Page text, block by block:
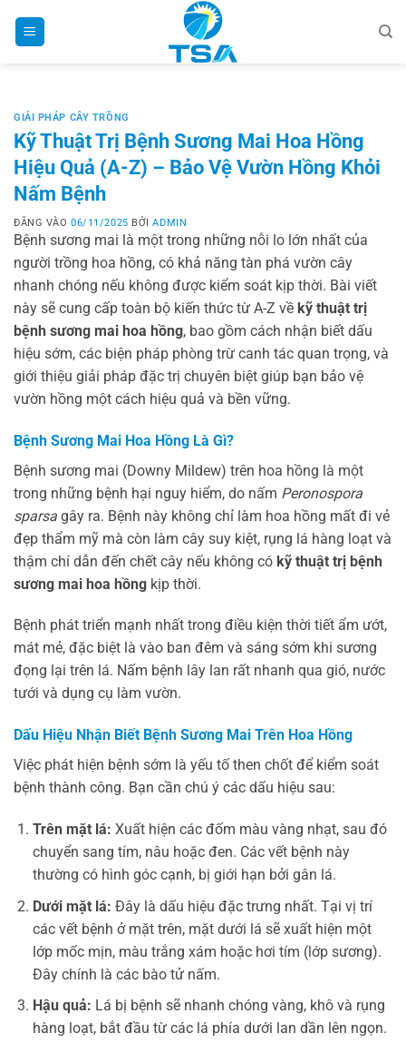
GIẢI PHÁP CÂY TRỒNG
Kỹ Thuật Trị Bệnh Sương Mai Hoa Hồng
Hiệu Quả (A-Z) – Bảo Vệ Vườn Hồng Khỏi
Nấm Bệnh
ĐĂNG VÀO06/11/2025 BỞIADMIN
Bệnh sương mai là một trong những nỗi lo lớn nhất của
người trồng hoa hồng, có khả năng tàn phá vườn cây
nhanh chóng nếu không được kiểm soát kịp thời. Bài viết
này sẽ cung cấp toàn bộ kiến thức từ A-Z về kỹ thuật trị
bệnh sương mai hoa hồng, bao gồm cách nhận biết dấu
hiệu sớm, các biện pháp phòng trừ canh tác quan trọng, và
giới thiệu giải pháp đặc trị chuyên biệt giúp bạn bảo vệ
vườn hồng một cách hiệu quả và bền vững.
Bệnh Sương Mai Hoa Hồng Là Gì?
Bệnh sương mai (Downy Mildew) trên hoa hồng là một
trong những bệnh hại nguy hiểm, do nấm Peronospora
sparsa gây ra. Bệnh này không chỉ làm hoa hồng mất đi vẻ
đẹp thẩm mỹ mà còn làm cây suy kiệt, rụng lá hàng loạt và
thậm chí dẫn đến chết cây nếu không có kỹ thuật trị bệnh
sương mai hoa hồng kịp thời.
Bệnh phát triển mạnh nhất trong điều kiện thời tiết ẩm ướt,
mát mẻ, đặc biệt là vào ban đêm và sáng sớm khi sương
đọng lại trên lá. Nấm bệnh lây lan rất nhanh qua gió, nước
tưới và dụng cụ làm vườn.
Dấu Hiệu Nhận Biết Bệnh Sương Mai Trên Hoa Hồng
Việc phát hiện bệnh sớm là yếu tố then chốt để kiểm soát
bệnh thành công. Bạn cần chú ý các dấu hiệu sau:
Trên mặt lá: Xuất hiện các đốm màu vàng nhạt, sau đó
chuyển sang tím, nâu hoặc đen. Các vết bệnh này
thường có hình góc cạnh, bị giới hạn bởi gân lá.
Dưới mặt lá: Đây là dấu hiệu đặc trưng nhất. Tại vị trí
các vết bệnh ở mặt trên, mặt dưới lá sẽ xuất hiện một
lớp mốc mịn, màu trắng xám hoặc hơi tím (lớp sương).
Đây chính là các bào tử nấm.
Hậu quả: Lá bị bệnh sẽ nhanh chóng vàng, khô và rụng
hàng loạt, bắt đầu từ các lá phía dưới lan dần lên ngọn.